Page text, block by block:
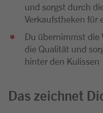
und sorgst durch
Verkaufstheken für
Du übernimmst die
die Qualität und
hinter den Kulissen
Das zeichnet